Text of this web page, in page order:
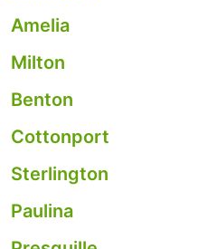
Amelia
Milton
Benton
Cottonport
Sterlington
Paulina